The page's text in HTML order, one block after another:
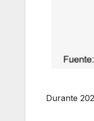
Durante